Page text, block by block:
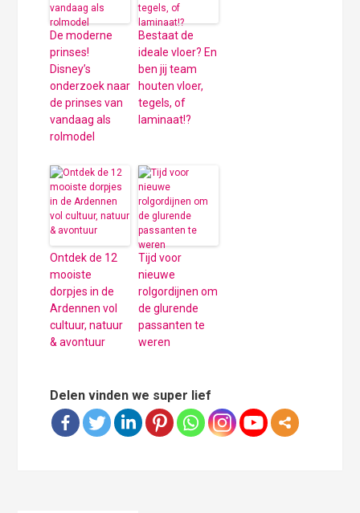
De moderne
prinses!
Disney’s
onderzoek naar
de prinses van
vandaag als
rolmodel
Bestaat de
ideale vloer? En
ben jij team
houten vloer,
tegels, of
laminaat!?
Ontdek de 12
mooiste
dorpjes in de
Ardennen vol
cultuur, natuur
& avontuur
Tijd voor
nieuwe
rolgordijnen om
de glurende
passanten te
weren
Delen vinden we super lief